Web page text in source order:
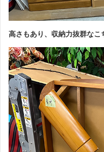
高さもあり、収納力抜群なこ